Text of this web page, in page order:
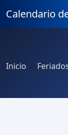
Calendario
Inicio